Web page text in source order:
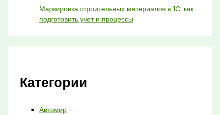
Маркировка строительных материалов в 1С: как
подготовить учет и процессы
Категории
Автомир